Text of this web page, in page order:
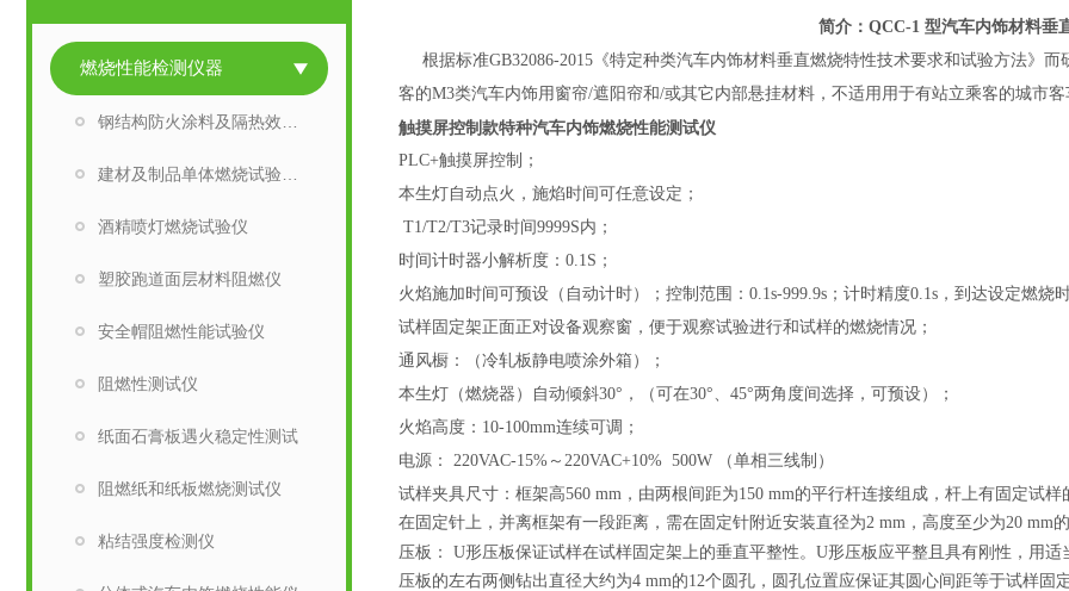
燃烧性能检测仪器
酒精喷灯燃烧试验仪
塑胶跑道面层材料阻燃仪
安全帽阻燃性能试验仪
阻燃性测试仪
纸面石膏板遇火稳定性测试
阻燃纸和纸板燃烧测试仪
粘结强度检测仪
简介： QCC-1 型汽车内饰材料垂
根据标准GB32086-2015《特定种类汽车内饰材料垂直燃烧特性技术要求和试验方法》
客的M3类汽车内饰用窗帘/遮阳帘和/或其它内部悬挂材料，不适用用于有站立乘客的城市客
触摸屏控制款特种汽车内饰燃烧性能测试仪
PLC+触摸屏控制；
本生灯自动点火，施焰时间可任意设定；
T1/T2/T3记录时间9999S内；
时间计时器小解析度：0.1S；
火焰施加时间可预设（自动计时）；控制范围：0.1s-999.9s；计时精度0.1s，到达设定燃烧
试样固定架正面正对设备观察窗，便于观察试验进行和试样的燃烧情况；
通风橱：（冷轧板静电喷涂外箱）；
本生灯（燃烧器）自动倾斜30°，（可在30°、45°两角度间选择，可预设）；
火焰高度：10-100mm连续可调；
电源： 220VAC-15%～220VAC+10% 500W （单相三线制）
试样夹具尺寸：框架高560 mm，由两根间距为150 mm的平行杆连接组成，杆上有固定试
在固定针上，并离框架有一段距离，需在固定针附近安装直径为2 mm，高度至少为20 mm的
压板： U形压板保证试样在试样固定架上的垂直平整性。U形压板应平整且具有刚性，用
压板的左右两侧钻出直径大约为4 mm的12个圆孔，圆孔位置应保证其圆心间距等于试样固